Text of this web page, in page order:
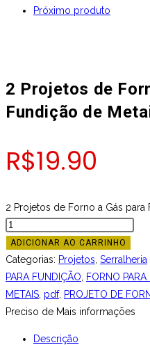
Próximo produto
2 Projetos de
Fundição de
R$19.90
2 Projetos de Forno a Gás
ADICIONAR AO CARRINHO
Categorias: Projetos Serralheria
PARA FUNDIÇÃO
FORNO
METAIS pdf, PROJETO DE
Preciso de Mais informações
Descrição